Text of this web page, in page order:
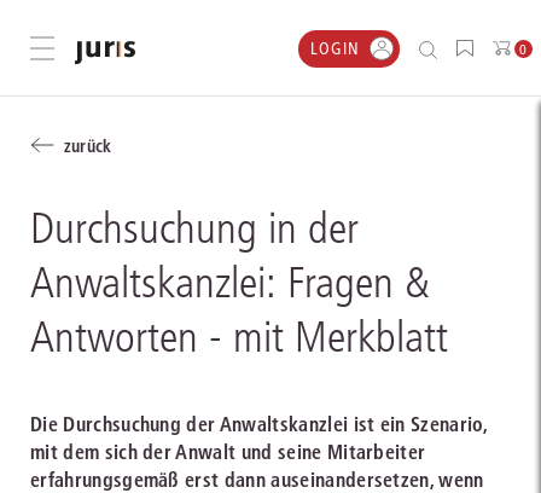
Menü öffnen LOGIN 0
zurück
Durchsuchung in der
Anwaltskanzlei: Fragen &
Antworten - mit Merkblatt
Die Durchsuchung der Anwaltskanzlei ist ein Szenario,
mit dem sich der Anwalt und seine Mitarbeiter
erfahrungsgemäß erst dann auseinandersetzen, wenn